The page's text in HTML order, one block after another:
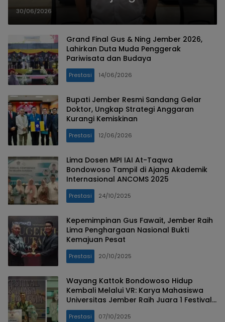
Universitas dr. Soetomo Surabaya
30/06/2026
Grand Final Gus & Ning Jember 2026,
Lahirkan Duta Muda Penggerak
Pariwisata dan Budaya
Prestasi 14/06/2026
Bupati Jember Resmi Sandang Gelar
Doktor, Ungkap Strategi Anggaran
Kurangi Kemiskinan
Prestasi 12/06/2026
Lima Dosen MPI IAI At-Taqwa
Bondowoso Tampil di Ajang Akademik
Internasional ANCOMS 2025
Prestasi 24/10/2025
Kepemimpinan Gus Fawait, Jember Raih
Lima Penghargaan Nasional Bukti
Kemajuan Pesat
Prestasi 20/10/2025
Wayang Kattok Bondowoso Hidup
Kembali Melalui VR: Karya Mahasiswa
Universitas Jember Raih Juara 1 Festival
Bahasa Indonesia
Prestasi 07/10/2025